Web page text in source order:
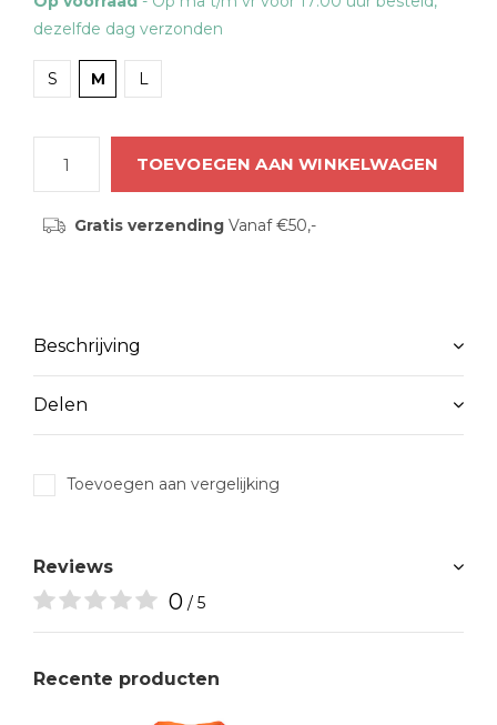
dezelfde dag verzonden
S M L
TOEVOEGEN AAN WINKELWAGEN
Gratis verzendingVanaf €50,-
Beschrijving
Delen
Toevoegen aan vergelijking
Reviews
0 / 5
Recente producten